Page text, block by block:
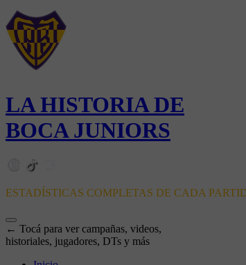
LA HISTORIA DE
BOCA JUNIORS
ESTADÍSTICAS COMPLETAS DE CADA
← Tocá para ver campañas, videos,
historiales, jugadores, DTs y más